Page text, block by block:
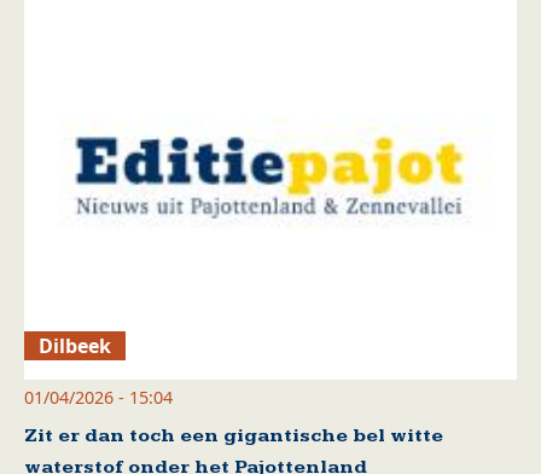
Dilbeek
01/04/2026 - 15:04
Zit er dan toch een gigantische bel witte
waterstof onder het Pajottenland